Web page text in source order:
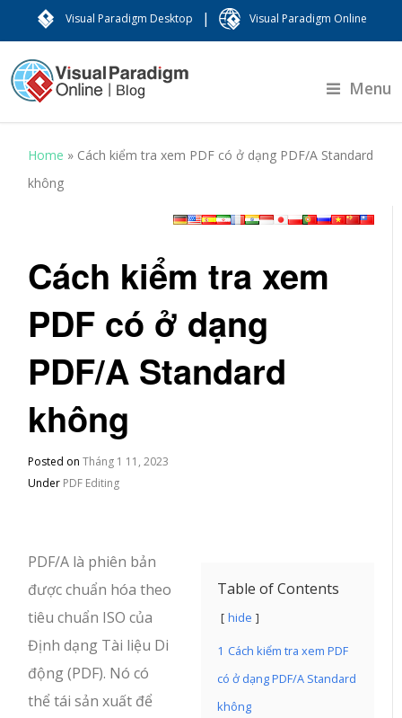
Visual Paradigm Desktop | Visual Paradigm Online
Menu
Home » Cách kiểm tra xem PDF có ở dạng PDF/A Standard
không
Cách kiểm tra xem
PDF có ở dạng
PDF/A Standard
không
Posted onTháng 1 11, 2023
Under PDF Editing
Table of Contents
hide
1 Cách kiểm tra xem PDF
có ở dạng PDF/A Standard
không
PDF/A là phiên bản
được chuẩn hóa theo
tiêu chuẩn ISO của
Định dạng Tài liệu Di
động (PDF). Nó có
thể tái sản xuất để